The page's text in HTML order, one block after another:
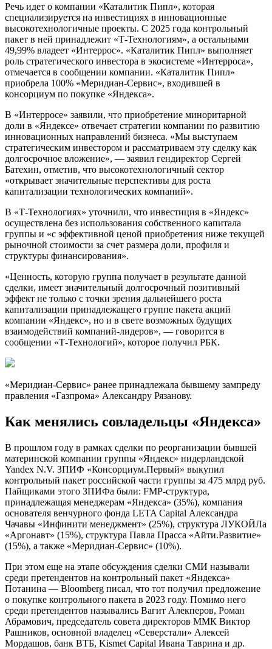
Речь идет о компании «Каталитик Пипл», которая
специализируется на инвестициях в инновационные
высокотехнологичные проекты. С 2025 года контрольный
пакет в ней принадлежит «Т-Технологиям», а остальными
49,99% владеет «Интеррос». «Каталитик Пипл» выполняет
роль стратегического инвестора в экосистеме «Интерроса»,
отмечается в сообщении компании. «Каталитик Пипл»
приобрела 100% «Меридиан-Сервис», входившей в
консорциум по покупке «Яндекса».
В «Интерросе» заявили, что приобретение миноритарной
доли в «Яндексе» отвечает стратегии компании по развитию
инновационных направлений бизнеса. «Мы выступаем
стратегическим инвестором и рассматриваем эту сделку как
долгосрочное вложение», — заявил гендиректор Сергей
Батехин, отметив, что высокотехнологичный сектор
«открывает значительные перспективы для роста
капитализации технологических компаний».
В «Т-Технологиях» уточнили, что инвестиция в «Яндекс»
осуществлена без использования собственного капитала
группы и «с эффективной ценой приобретения ниже текущей
рыночной стоимости за счет размера доли, профиля и
структуры финансирования».
«Ценность, которую группа получает в результате данной
сделки, имеет значительный долгосрочный позитивный
эффект не только с точки зрения дальнейшего роста
капитализации принадлежащего группе пакета акций
компании «Яндекс», но и в свете возможных будущих
взаимодействий компаний-лидеров», — говорится в
сообщении «Т-Технологий», которое получил РБК.
«Меридиан-Сервис» ранее принадлежала бывшему зампреду
правления «Газпрома» Александру Рязанову.
Как менялись совладельцы «Яндекса»
В прошлом году в рамках сделки по реорганизации бывшей
материнской компании группы «Яндекс» нидерландской
Yandex N.V. ЗПИФ «Консорциум.Первый» выкупил
контрольный пакет российской части группы за 475 млрд руб.
Пайщиками этого ЗПИФа были: FMP-структура,
принадлежащая менеджерам «Яндекса» (35%), компания
основателя венчурного фонда LETA Capital Александра
Чачавы «Инфинити менеджмент» (25%), структура ЛУКОЙЛа
«Аргонавт» (15%), структура Павла Прасса «Айти.Развитие»
(15%), а также «Меридиан-Сервис» (10%).
При этом еще на этапе обсуждения сделки СМИ называли
среди претендентов на контрольный пакет «Яндекса»
Потанина — Bloomberg писал, что тот получил предложение
о покупке контрольного пакета в 2023 году. Помимо него
среди претендентов назывались Вагит Алекперов, Роман
Абрамович, председатель совета директоров ММК Виктор
Рашников, основной владелец «Северстали» Алексей
Мордашов, банк ВТБ, Kismet Capital Ивана Таврина и др.